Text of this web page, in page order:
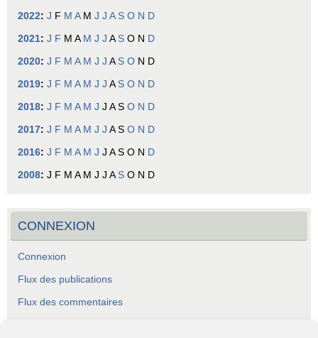
2022: J F M A M J J A S O N D
2021: J F M A M J J A S O N D
2020: J F M A M J J A S O N D
2019: J F M A M J J A S O N D
2018: J F M A M J J A S O N D
2017: J F M A M J J A S O N D
2016: J F M A M J J A S O N D
2008: J F M A M J J A S O N D
CONNEXION
Connexion
Flux des publications
Flux des commentaires